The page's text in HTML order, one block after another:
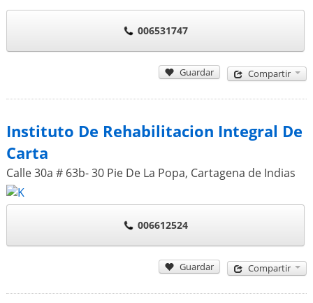
006531747
Guardar Compartir
Instituto De Rehabilitacion Integral De
Carta
Calle 30a # 63b- 30 Pie De La Popa, Cartagena de Indias
006612524
Guardar Compartir